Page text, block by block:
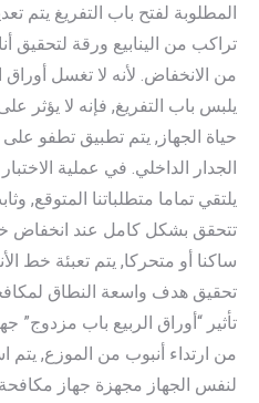
المطلوبة لفتح باب التفريغ يتم
تراكب من الينابيع ورقة لتحقيق
من الانخفاض. لأنه لا تغسل
يلبس باب التفريغ, فإنه لا يؤثر
حياة الجهاز, يتم تطبيق تطفو
الجدار الداخلي. في عملية
يلتقي تماما متطلباتنا المتوقع,
ساكنا أو متحركا, يتم تعبئة خط
تحقيق هدف واسعة النطاق
تأثير “أوراق الربيع باب
من ارتداء أنبوب من الموزع,
لنفس الجهاز مجهزة جهاز